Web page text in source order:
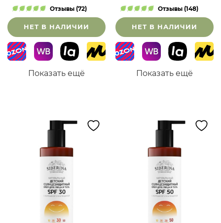
Отзывы (72)
НЕТ В НАЛИЧИИ
Показать ещё
Отзывы (148)
НЕТ В НАЛИЧИИ
Показать ещё